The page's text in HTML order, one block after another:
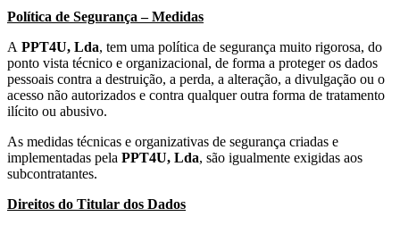
Política de Segurança – Medidas
A PPT4U, Lda, tem uma política de segurança muito rigorosa, do
ponto vista técnico e organizacional, de forma a proteger os dados
pessoais contra a destruição, a perda, a alteração, a divulgação ou o
acesso não autorizados e contra qualquer outra forma de tratamento
ilícito ou abusivo.
As medidas técnicas e organizativas de segurança criadas e
implementadas pela PPT4U, Lda, são igualmente exigidas aos
subcontratantes.
Direitos do Titular dos Dados